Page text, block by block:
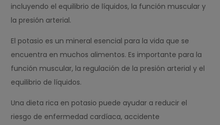
incluyendo el equilibrio de líquidos, la función muscular y
la presión arterial.
El potasio es un mineral esencial para la vida que se
encuentra en muchos alimentos. Es importante para la
función muscular, la regulación de la presión arterial y el
equilibrio de líquidos.
Una dieta rica en potasio puede ayudar a reducir el
riesgo de enfermedad cardíaca, accidente